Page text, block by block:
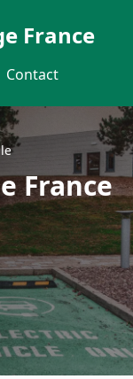
France
Contact
France